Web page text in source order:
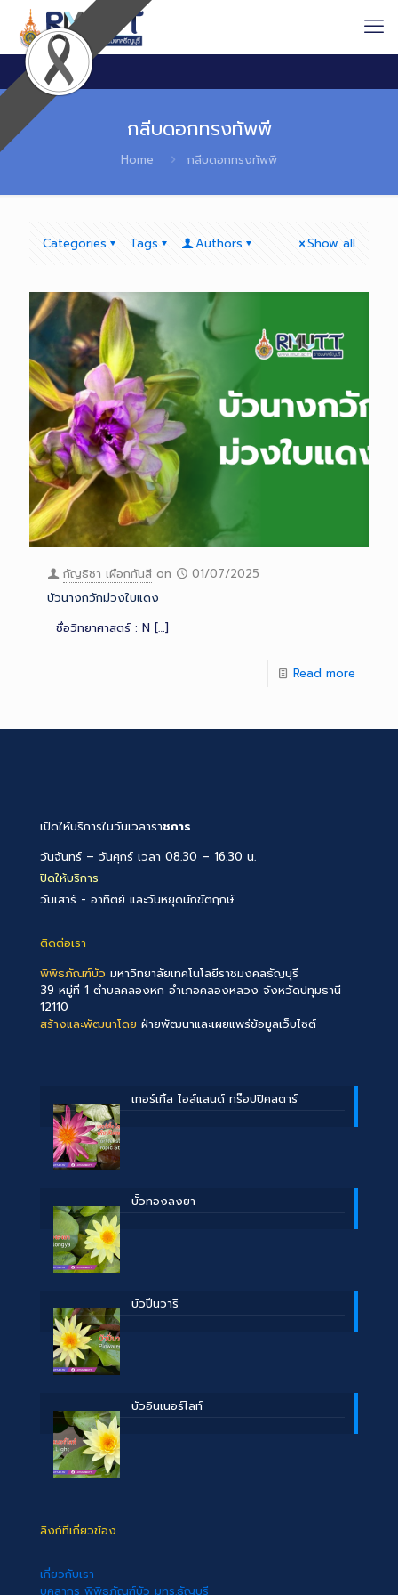
กลีบดอกทรงทัพพี
Home กลีบดอกทรงทัพพี
Categories Tags Authors Show all
กัญธิชา เผือกกันสี on
01/07/2025
บัวนางกวักม่วงใบแดง
ชื่อวิทยาศาสตร์ : N […]
Read more
เปิดให้บริการในวันเวลาราชการ
วันจันทร์ – วันศุกร์ เวลา 08.30 – 16.30 น.
ปิดให้บริการ
วันเสาร์ - อาทิตย์ และวันหยุดนักขัตฤกษ์
ติดต่อเรา
พิพิธภัณฑ์บัว มหาวิทยาลัยเทคโนโลยีราชมงคลธัญบุรี
39 หมู่ที่ 1 ตำบลคลองหก อำเภอคลองหลวง จังหวัดปทุมธานี
12110
สร้างและพัฒนาโดย ฝ่ายพัฒนาและเผยแพร่ข้อมูลเว็บไซต์
เทอร์เทิ้ล ไอส์แลนด์ ทร๊อปปิคสตาร์
บััวทองลงยา
บัวปิ่นวารี
บัวอินเนอร์ไลท์
ลิงก์ที่เกี่ยวข้อง
เกี่ยวกับเรา
บุคลากร พิพิธภัณฑ์บัว มทร.ธัญบุรี